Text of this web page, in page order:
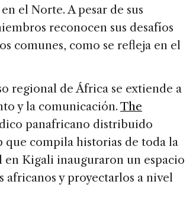
el Norte. A pesar de sus
reconocen sus desafíos
comunes, como se refleja en el
regional de África se extiende a
y la comunicación. The
panafricano distribuido
que compila historias de toda la
en Kigali inauguraron un espacio
y proyectarlos a nivel